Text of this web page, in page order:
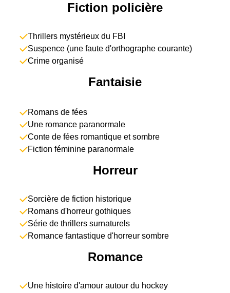
Fiction policière
Thrillers mystérieux du FBI
Suspence (une faute d'orthographe courante)
Crime organisé
Fantaisie
Romans de fées
Une romance paranormale
Conte de fées romantique et sombre
Fiction féminine paranormale
Horreur
Sorcière de fiction historique
Romans d'horreur gothiques
Série de thrillers surnaturels
Romance fantastique d'horreur sombre
Romance
Une histoire d'amour autour du hockey